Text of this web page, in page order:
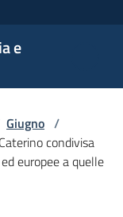
e
Giugno /
condivisa
europee a quelle